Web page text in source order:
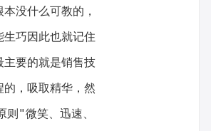
没什么可教的，
巧因此也就记住
主要的就是销售技
，吸取精华，然
则"微笑、迅速、